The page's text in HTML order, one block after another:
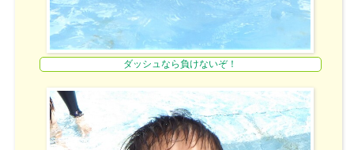
ダッシュなら負けないぞ！